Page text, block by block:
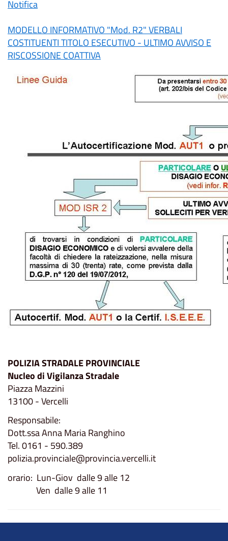
Notifica
MODELLO INFORMATIVO "Mod. R2" VERBALI
COSTITUENTI TITOLO ESECUTIVO - ULTIMO AVVISO E
RISCOSSIONE COATTIVA
POLIZIA STRADALE PROVINCIALE
Nucleo di Vigilanza Stradale
Piazza Mazzini
13100 - Vercelli
Responsabile:
Dott.ssa Anna Maria Ranghino
Tel. 0161 - 590.389
polizia.provinciale@provincia.vercelli.it
orario: Lun-Giov dalle 9 alle 12
Ven dalle 9 alle 11